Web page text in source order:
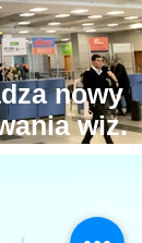
nowy
wiz.